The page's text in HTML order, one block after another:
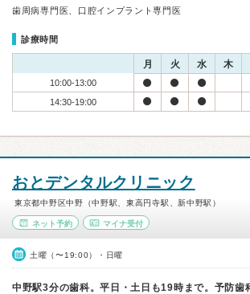
歯周病専門医、口腔インプラント専門医
診療時間
月 火 水 木
10:00-13:00
14:30-19:00
おとデンタルクリニック
東京都中野区中野（中野駅、東高円寺駅、新中野駅）
ネット予約 マイナ受付
土曜（〜19:00）・日曜
中野駅3分の歯科。平日・土日も19時まで。予防歯